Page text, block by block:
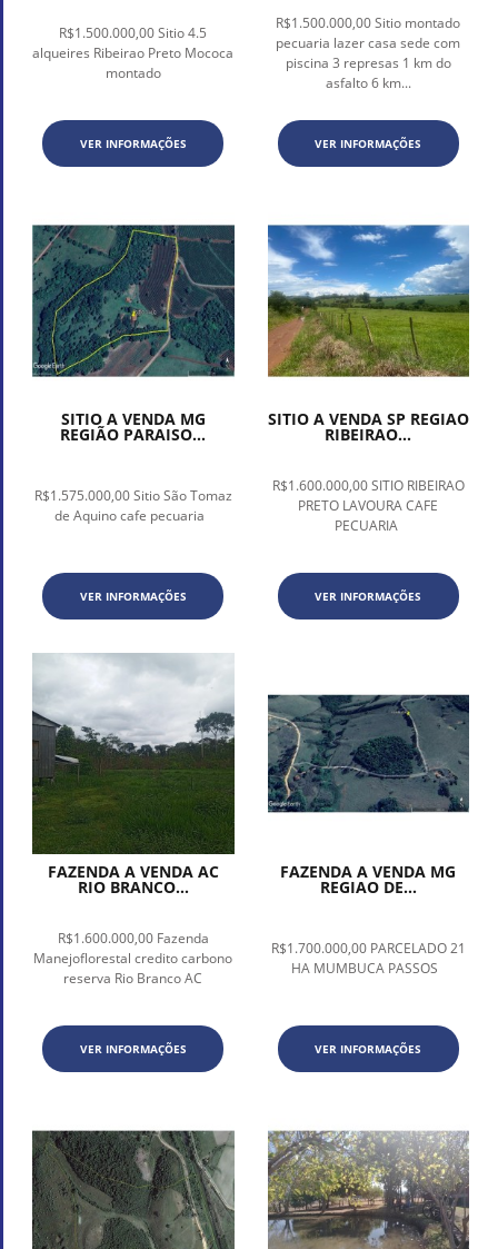
R$1.500.000,00 Sitio 4.5
alqueires Ribeirao Preto Mococa
montado
VER INFORMAÇÕES
R$1.500.000,00 Sitio montado
pecuaria lazer casa sede com
piscina 3 represas 1 km do
asfalto 6 km...
VER INFORMAÇÕES
SITIO A VENDA MG
REGIÃO PARAISO...
R$1.575.000,00 Sitio São Tomaz
de Aquino cafe pecuaria
VER INFORMAÇÕES
SITIO A VENDA SP REGIAO
RIBEIRAO...
R$1.600.000,00 SITIO RIBEIRAO
PRETO LAVOURA CAFE
PECUARIA
VER INFORMAÇÕES
FAZENDA A VENDA AC
RIO BRANCO...
R$1.600.000,00 Fazenda
Manejoflorestal credito carbono
reserva Rio Branco AC
VER INFORMAÇÕES
FAZENDA A VENDA MG
REGIAO DE...
R$1.700.000,00 PARCELADO 21
HA MUMBUCA PASSOS
VER INFORMAÇÕES